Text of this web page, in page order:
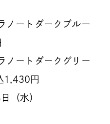
ノートダークブルー
ノートダークグリー
1,430円
（水）